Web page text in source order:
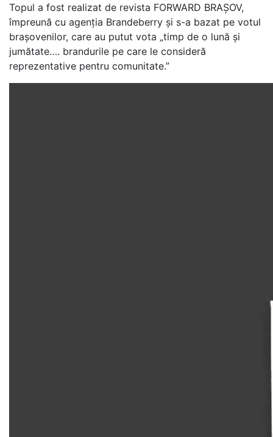
Topul a fost realizat de revista FORWARD BRAȘOV,
împreună cu agenția Brandeberry și s-a bazat pe votul
brașovenilor, care au putut vota „timp de o lună și
jumătate…. brandurile pe care le consideră
reprezentative pentru comunitate.”